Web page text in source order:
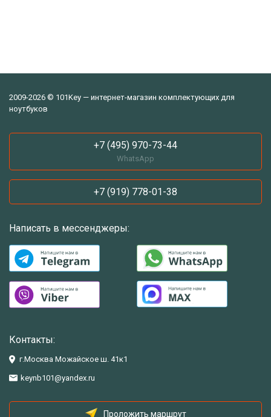
2009-2026 © 101Key — интернет-магазин комплектующих для
ноутбуков
+7 (495) 970-73-44
WhatsApp
+7 (919) 778-01-38
Написать в мессенджеры:
Контакты:
г.Москва Можайское ш. 41к1
keynb101@yandex.ru
Проложить маршрут